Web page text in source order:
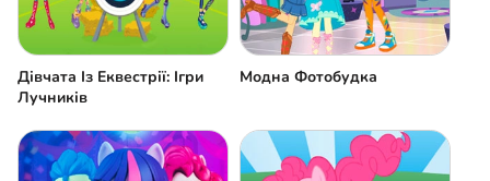
Дівчата Із Еквестрії: Ігри
Лучників
Модна Фотобудка